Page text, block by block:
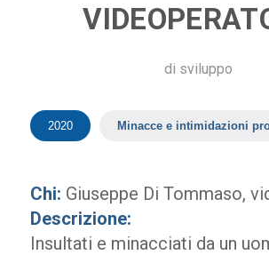
di sviluppo
2020 Minacce e intimidazioni
Chi: Giuseppe Di Tommaso,
Descrizione:
Insultati e minacciati da un